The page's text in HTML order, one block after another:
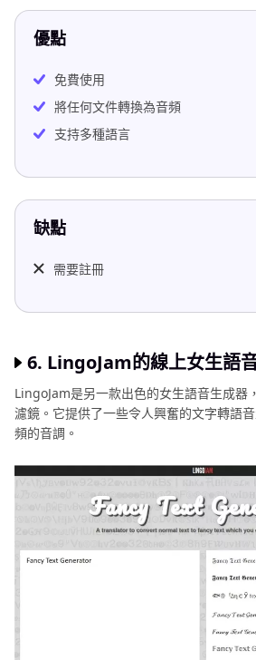
優點
免費使用
將任何文件轉換為音頻
支持多種語言
缺點
需要註冊
6. LingoJam的線上女生語
LingoJam是另一款出色的女生語音生成器
濾鏡。它提供了一些令人興奮的文字轉語
頻的音調。